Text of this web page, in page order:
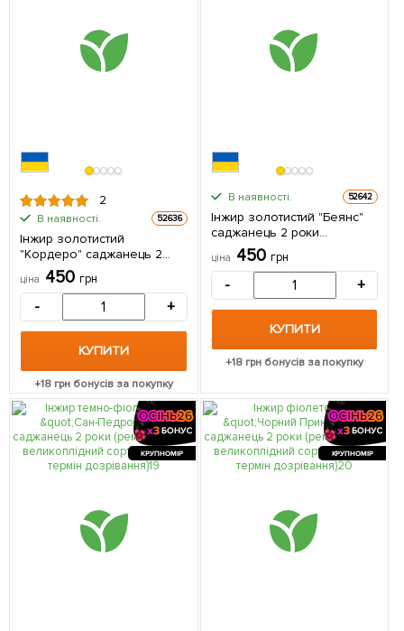
2
В наявності. 52636
Інжир золотистий
"Кордеро" саджанець 2
роки (ремонтантний, ранній
сорт) 1 саджанець в
ціна 450 грн
- +
КУПИТИ
+18 грн бонусів за покупку
В наявності. 52642
Інжир золотистий "Беянс"
саджанець 2 роки
(ремонтантний,
великоплідний, ранній
упаковці
ціна 450 грн
- +
КУПИТИ
+18грн бонусів за покупку
КРУПНОМІР КРУПНОМІР